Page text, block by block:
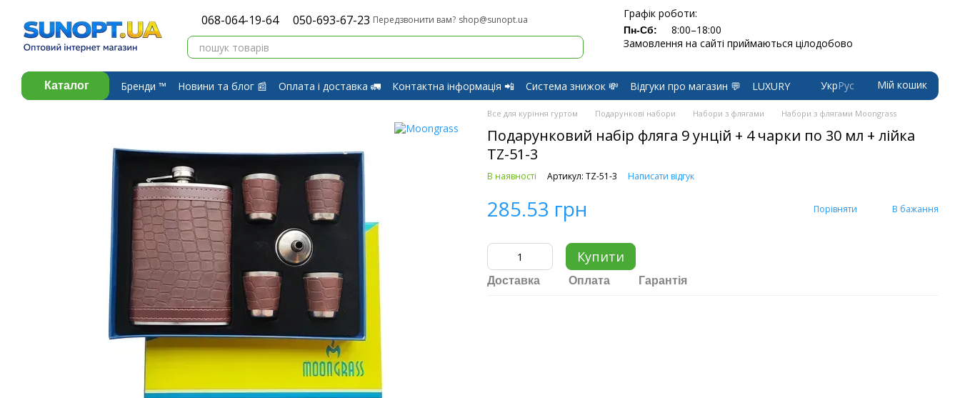
068-064-19-64 050-693-67-23 Передзвонити вам? shop@sunopt.ua Графік роботи:
Пн-Сб:
8:00–18:00
Замовлення на сайті приймаються цілодобово
Каталог Бренди ™️ Новини та блог 📰 Оплата і доставка 🚛 Контактна інформація 📲 Система знижок 💸 Відгуки про магазин 💬
LUXURY
Про компанію ⭐
Договір публічної оферти Обмін і Повернення
УкрРус Мій кошик
Все для куріння гуртом Подарункові набори Набори з флягами Набори з флягами Moongrass
Подарунковий набір фляга 9 унцій + 4 чарки по 30 мл + лійка
TZ-51-3
В наявності Артикул: TZ-51-3 Написати відгук
285.53 грн Порівняти В бажання
Купити
Доставка Оплата Гарантія